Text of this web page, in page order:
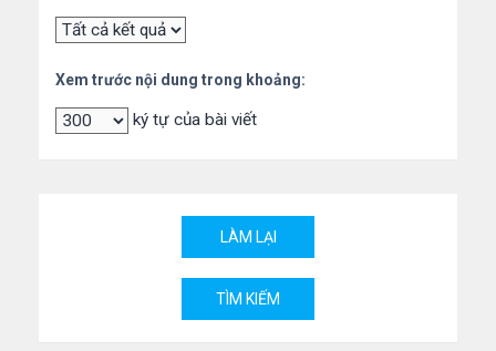
Xem trước nội dung trong khoảng:
ký tự của bài viết